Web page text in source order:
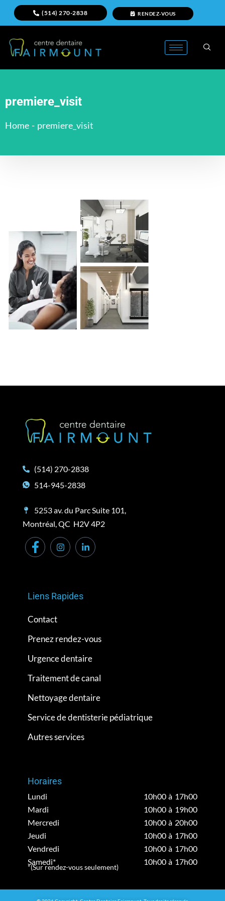
(514) 270-2838 RENDEZ-VOUS
premiere_visit
Home - premiere_visit
(514) 270-2838
514-945-2838
5253 av. du Parc Suite 101,
Montréal, QC H2V 4P2
Liens Rapides
Contact
Prenez rendez-vous
Urgence dentaire
Traitement de canal
Nettoyage dentaire
Service de dentisterie pédiatrique
Autres services
Horaires
Lundi
10h00 à 17h00
Mardi
10h00 à 19h00
Mercredi
10h00 à 20h00
Jeudi
10h00 à 17h00
Vendredi
10h00 à 17h00
Samedi*
10h00 à 17h00
*(Sur rendez-vous seulement)